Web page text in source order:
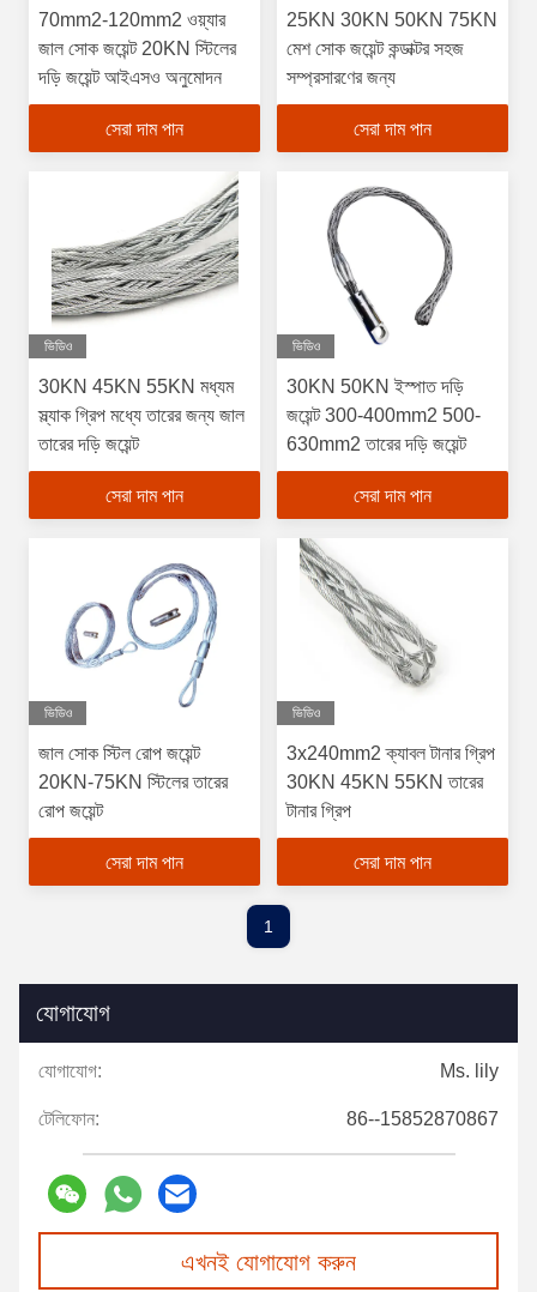
70mm2-120mm2 ওয়্যার
জাল সোক জয়েন্ট 20KN স্টিলের
দড়ি জয়েন্ট আইএসও অনুমোদন
সেরা দাম পান
25KN 30KN 50KN 75KN
মেশ সোক জয়েন্ট কন্ডাক্টর সহজ
সম্প্রসারণের জন্য
সেরা দাম পান
ভিডিও
30KN 45KN 55KN মধ্যম
স্ল্যাক গ্রিপ মধ্যে তারের জন্য জাল
তারের দড়ি জয়েন্ট
সেরা দাম পান
ভিডিও
30KN 50KN ইস্পাত দড়ি
জয়েন্ট 300-400mm2 500-
630mm2 তারের দড়ি জয়েন্ট
সেরা দাম পান
ভিডিও
জাল সোক স্টিল রোপ জয়েন্ট
20KN-75KN স্টিলের তারের
রোপ জয়েন্ট
সেরা দাম পান
ভিডিও
3x240mm2 ক্যাবল টানার গ্রিপ
30KN 45KN 55KN তারের
টানার গ্রিপ
সেরা দাম পান
1
যোগাযোগ
যোগাযোগ: Ms. lily
টেলিফোন: 86--15852870867
এখনই যোগাযোগ করুন